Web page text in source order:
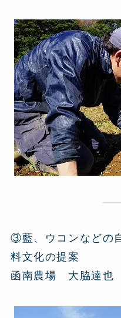
③藍、ウコンなどの
料文化の提案
函南農場 大脇達也